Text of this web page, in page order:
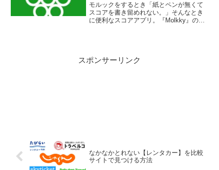
モルックをするとき「紙とペンが無くて
スコアを書き留めれない。」そんなとき
に便利なスコアアプリ。『Molkky』の紹
スポンサーリンク
なかなかとれない【レンタカー】を比較
サイトで見つける方法